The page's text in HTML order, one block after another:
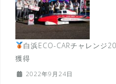
白浜ECO-CARチャレンジ
獲得
2022年9月24日